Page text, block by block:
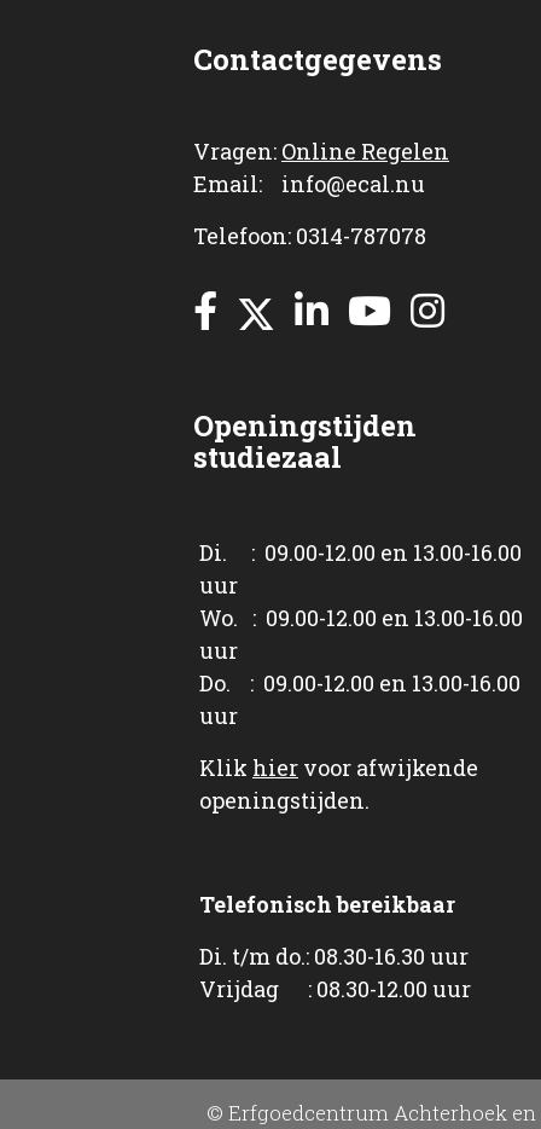
Contactgegevens
Vragen: Online Regelen
Email: info@ecal.nu
Telefoon: 0314-787078
Openingstijden
studiezaal
Di. : 09.00-12.00 en 13.00-16.00
uur
Wo. : 09.00-12.00 en 13.00-16.00
uur
Do. : 09.00-12.00 en 13.00-16.00
uur
Klik hier voor afwijkende
openingstijden.
Telefonisch bereikbaar
Di. t/m do.: 08.30-16.30 uur
Vrijdag : 08.30-12.00 uur
© Erfgoedcentrum Achterhoek en